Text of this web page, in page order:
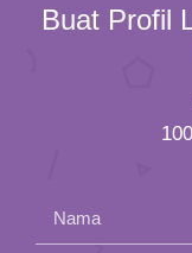
Buat Profil
Nama